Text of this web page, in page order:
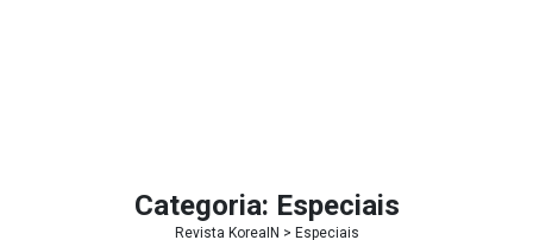
Categoria: Especiais
Revista KoreaIN > Especiais